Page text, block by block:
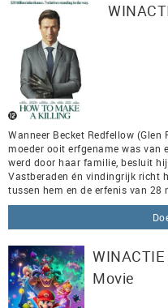
Wanneer Becket Redfellow
moeder ooit erfgename was van
werd door haar familie, besluit
Vastberaden én vindingrijk richt
tussen hem en de erfenis van
Movie